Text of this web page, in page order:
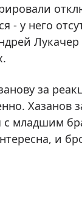
- у него
Лукачер
за
Хазанов
младшим
и